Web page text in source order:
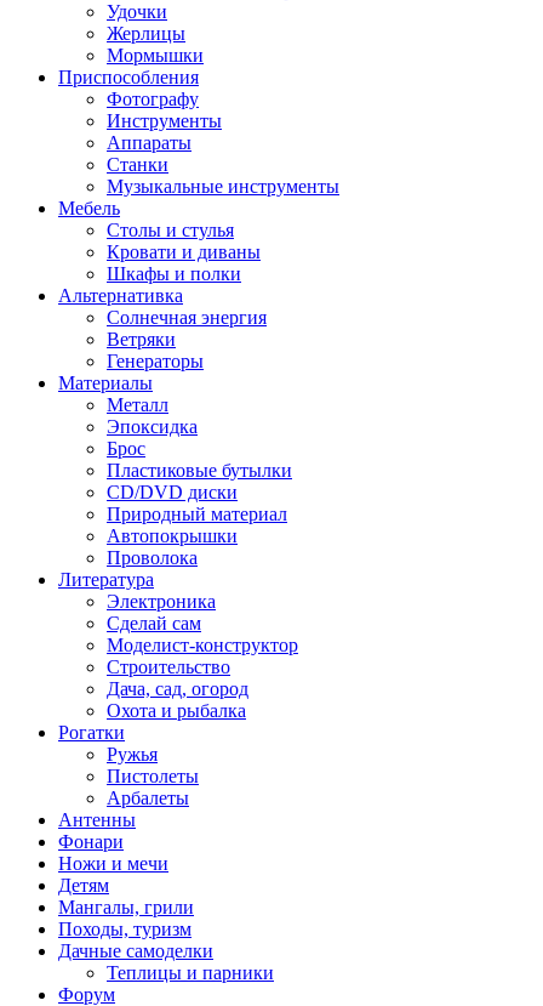
Удочки
Жерлицы
Мормышки
Приспособления
Фотографу
Инструменты
Аппараты
Станки
Музыкальные инструменты
Мебель
Столы и стулья
Кровати и диваны
Шкафы и полки
Альтернативка
Солнечная энергия
Ветряки
Генераторы
Материалы
Металл
Эпоксидка
Брос
Пластиковые бутылки
CD/DVD диски
Природный материал
Автопокрышки
Проволока
Литература
Электроника
Сделай сам
Моделист-конструктор
Строительство
Дача, сад, огород
Охота и рыбалка
Рогатки
Ружья
Пистолеты
Арбалеты
Антенны
Фонари
Ножи и мечи
Детям
Мангалы, грили
Походы, туризм
Дачные самоделки
Теплицы и парники
Форум